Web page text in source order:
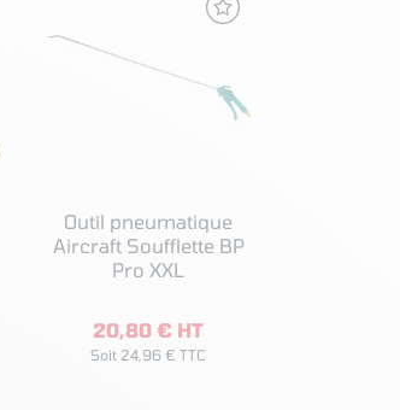
Outil pneumatique
Aircraft Soufflette BP
Pro XXL
20,80 € HT
Soit 24,96 € TTC